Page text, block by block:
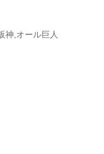
神,オール巨人